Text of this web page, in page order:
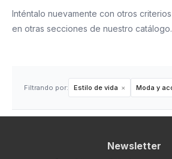
Inténtalo nuevamente con otros
en otras secciones de nuestro catálogo.
Filtrando por: Estilo de vida Moda y
Newsletter